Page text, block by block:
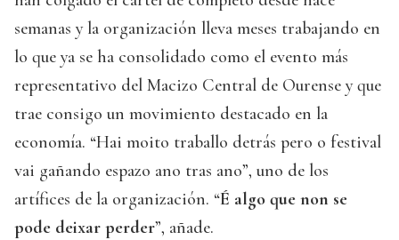
semanas y la organización lleva meses trabajando en
lo que ya se ha consolidado como el evento más
representativo del Macizo Central de Ourense y que
trae consigo un movimiento destacado en la
economía. “Hai moito traballo detrás pero o festival
vai gañando espazo ano tras ano”, uno de los
artífices de la organización. “É algo que non se
pode deixar perder”, añade.